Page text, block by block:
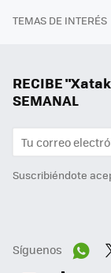
TEMAS DE INTERÉS
RECIBE
SEMANAL
Suscribiéndote
Síguenos